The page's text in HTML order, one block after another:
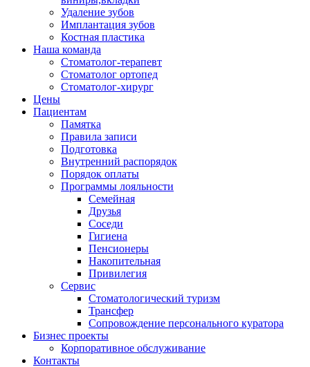
Удаление зубов
Имплантация зубов
Костная пластика
Наша команда
Стоматолог-терапевт
Cтоматолог ортопед
Cтоматолог-хирург
Цены
Пациентам
Памятка
Правила записи
Подготовка
Внутренний распорядок
Порядок оплаты
Программы лояльности
Семейная
Друзья
Соседи
Гигиена
Пенсионеры
Накопительная
Привилегия
Cервис
Стоматологический туризм
Трансфер
Сопровождение персонального куратора
Бизнес проекты
Корпоративное обслуживание
Контакты